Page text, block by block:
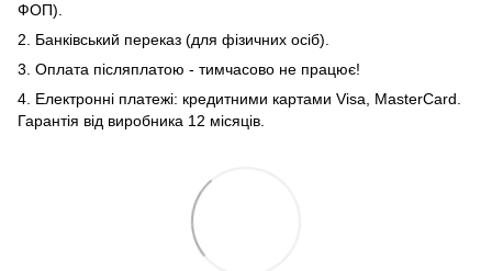
ФОП).
2. Банківський переказ (для фізичних осіб).
3. Оплата післяплатою - тимчасово не працює!
4. Електронні платежі: кредитними картами Visa, MasterCard.
Гарантія від виробника 12 місяців.